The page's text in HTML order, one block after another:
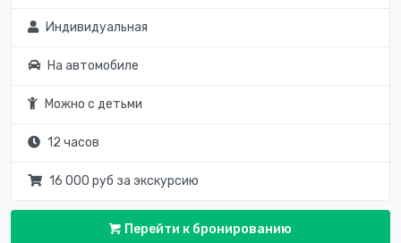
Индивидуальная
На автомобиле
Можно с детьми
12 часов
16 000 руб за экскурсию
Перейти к бронированию